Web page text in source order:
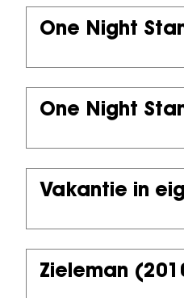
One Night
One Night
Vakantie in
Zieleman